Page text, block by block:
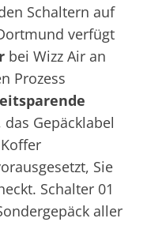
Schaltern auf
verfügt
bei Wizz Air an
Prozess
Gepäcklabel
Sie
Schalter 01
aller